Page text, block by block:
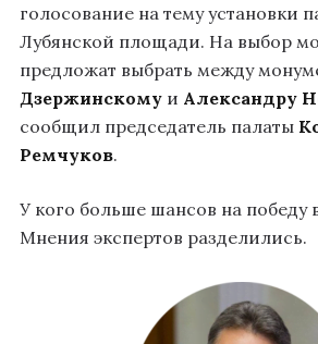
голосование на тему установки
Лубянской площади. На выбор
предложат выбрать между
Дзержинскому и Александру
сообщил председатель палаты
Ремчуков.
У кого больше шансов на победу
Мнения экспертов разделились.